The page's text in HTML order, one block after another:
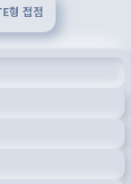
형 접점